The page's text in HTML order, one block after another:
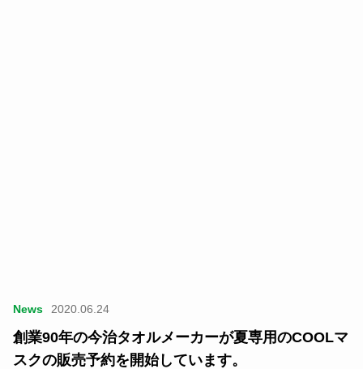
News 2020.06.24
創業90年の今治タオルメーカーが夏専用のCOOLマ
スクの販売予約を開始しています。